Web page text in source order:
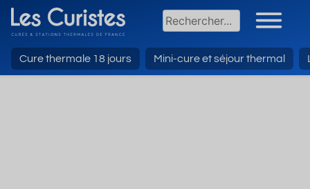
Cure thermale 18 jours Mini-cure et séjour thermal